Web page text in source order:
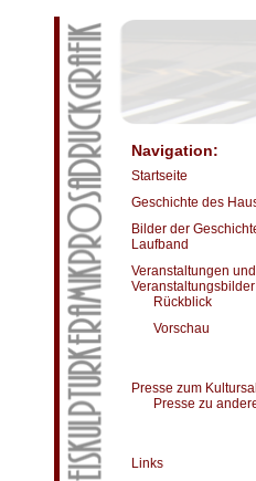
Navigation:
Startseite
Geschichte des
Bilder der
Laufband
Veranstaltungen und
Veranstaltungsbilder
Rückblick
Vorschau
Presse zum
Presse zu
Links